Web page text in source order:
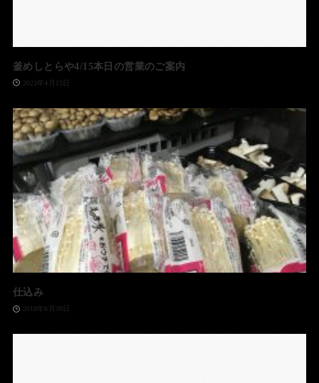
釜めしとらや4/15本日の営業のご案内
2023年4月15日
仕込み
2018年6月30日